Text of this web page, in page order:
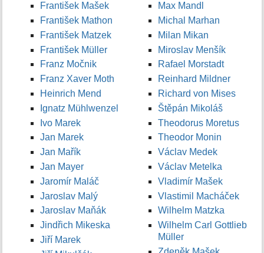
František Mašek
František Mathon
František Matzek
František Müller
Franz Močnik
Franz Xaver Moth
Heinrich Mend
Ignatz Mühlwenzel
Ivo Marek
Jan Marek
Jan Mařík
Jan Mayer
Jaromír Maláč
Jaroslav Malý
Jaroslav Maňák
Jindřich Mikeska
Jiří Marek
Max Mandl
Michal Marhan
Milan Mikan
Miroslav Menšík
Rafael Morstadt
Reinhard Mildner
Richard von Mises
Štěpán Mikoláš
Theodorus Moretus
Theodor Monin
Václav Medek
Václav Metelka
Vladimír Mašek
Vlastimil Macháček
Wilhelm Matzka
Wilhelm Carl Gottlieb
Müller